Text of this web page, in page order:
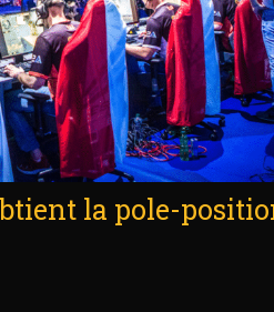
la pole-